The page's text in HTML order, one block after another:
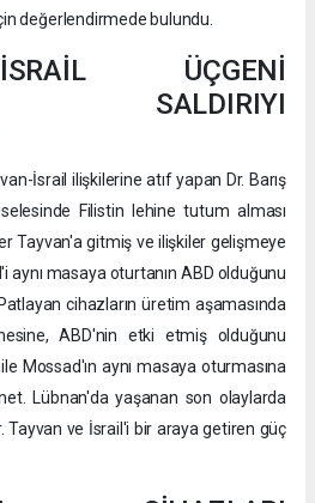
değerlendirmede bulundu.
İSRAİL ÜÇGENİ
SALDIRIYI
İsrail ilişkilerine atıf yapan Dr. Barış
Filistin lehine tutum alması
Tayvan'a gitmiş ve ilişkiler gelişmeye
aynı masaya oturtanın ABD olduğunu
cihazların üretim aşamasında
ABD'nin etki etmiş olduğunu
Mossad'ın aynı masaya oturmasına
Lübnan'da yaşanan son olaylarda
Tayvan ve İsrail'i bir araya getiren güç